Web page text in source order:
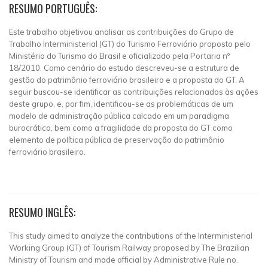
RESUMO PORTUGUÊS:
Este trabalho objetivou analisar as contribuições do Grupo de
Trabalho Interministerial (GT) do Turismo Ferroviário proposto pelo
Ministério do Turismo do Brasil e oficializado pela Portaria nº
18/2010. Como cenário do estudo descreveu-se a estrutura de
gestão do patrimônio ferroviário brasileiro e a proposta do GT. A
seguir buscou-se identificar as contribuições relacionados às ações
deste grupo, e, por fim, identificou-se as problemáticas de um
modelo de administração pública calcado em um paradigma
burocrático, bem como a fragilidade da proposta do GT como
elemento de política pública de preservação do patrimônio
ferroviário brasileiro.
RESUMO INGLÊS:
This study aimed to analyze the contributions of the Interministerial
Working Group (GT) of Tourism Railway proposed by The Brazilian
Ministry of Tourism and made official by Administrative Rule no.